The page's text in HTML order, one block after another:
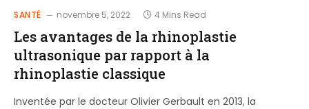
SANTÉ novembre 5, 2022 4 Mins Read
Les avantages de la rhinoplastie
ultrasonique par rapport à la
rhinoplastie classique
Inventée par le docteur Olivier Gerbault en 2013, la